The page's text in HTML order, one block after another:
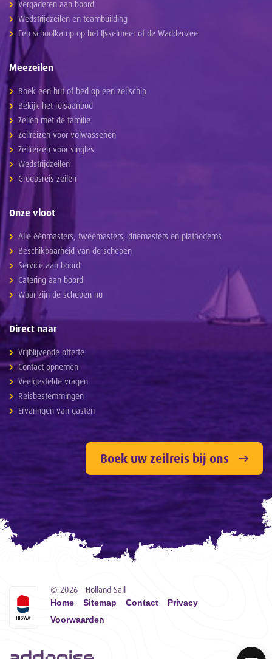
Vergaderen aan boord
Wedstrijdzeilen en teambuilding
Een schoolkamp op het IJsselmeer of de Waddenzee
Meezeilen
Boek een hut of bed op een zeilschip
Bekijk het reisaanbod
Zeilen met de familie
Zeilreizen voor volwassenen
Zeilreizen voor singles
Wedstrijdzeilen
Groepsreis zeilen
Onze vloot
Alle éénmasters, tweemasters, driemasters en platbodems
Beschikbaarheid van de schepen
Service aan boord
Catering aan boord
Waar zijn de schepen nu
Direct naar
Vrijblijvende offerte
Contact opnemen
Veelgestelde vragen
Reisbestemmingen
Ervaringen van gasten
Boek uw zeilreis bij ons
© 2026 - Holland Sail
Home Sitemap Contact
Privacy
Voorwaarden